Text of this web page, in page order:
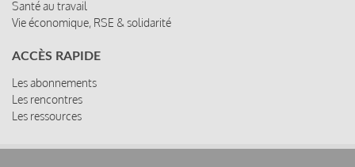
Santé au travail
Vie économique, RSE & solidarité
ACCÈS RAPIDE
Les abonnements
Les rencontres
Les ressources